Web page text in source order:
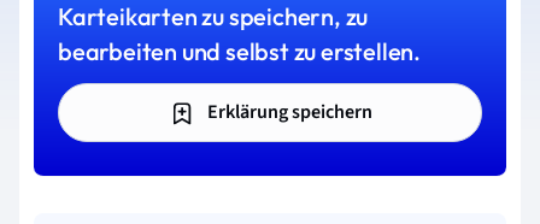
Karteikarten zu speichern, zu
bearbeiten und selbst zu erstellen.
Erklärung speichern